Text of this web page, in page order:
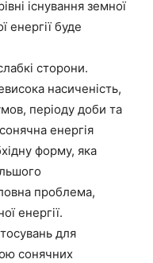
існування земної
енергії буде
сторони.
насиченість,
періоду доби та
енергія
форму, яка
проблема,
енергії.
для
сонячних